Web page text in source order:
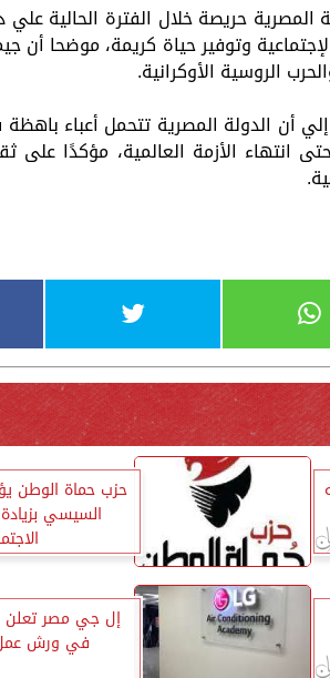
حريصة خلال الفترة الحالية علي
وتوفير حياة كريمة، موضحا أن
الروسية الأوكرانية.
أن الدولة المصرية تتحمل أعباء
انتهاء الأزمة العالمية، مؤكدًا على
حزب حماة الوطن
السيسي بزيادة
في ورش عمل